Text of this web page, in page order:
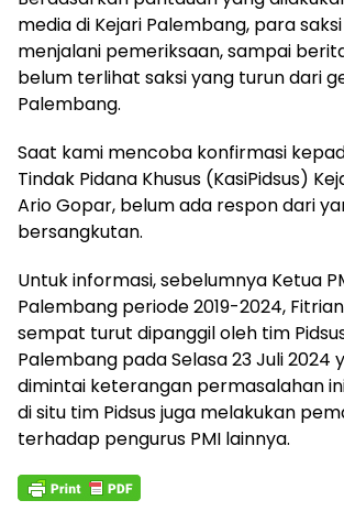
media di Kejari Palembang, para
menjalani pemeriksaan, sampai
belum terlihat saksi yang turun dari
Palembang.
Saat kami mencoba konfirmasi
Tindak Pidana Khusus (KasiPidsus)
Ario Gopar, belum ada respon dari
bersangkutan.
Untuk informasi, sebelumnya Ketua
Palembang periode 2019-2024,
sempat turut dipanggil oleh tim
Palembang pada Selasa 23 Juli 2024
dimintai keterangan permasalahan
di situ tim Pidsus juga melakukan
terhadap pengurus PMI lainnya.